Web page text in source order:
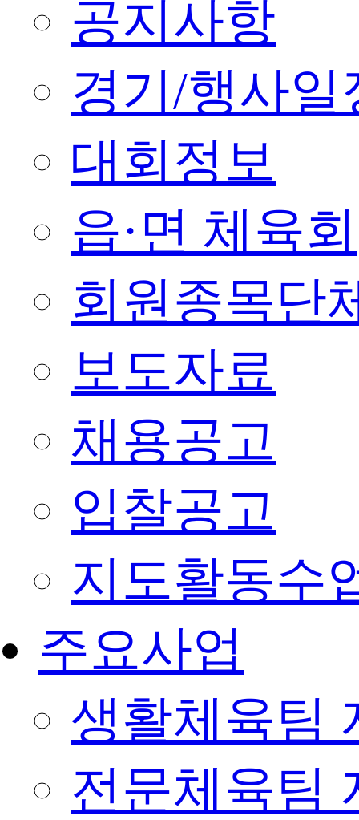
공지사항
경기/행사일
대회정보
읍·면 체육회
회원종목단
보도자료
채용공고
입찰공고
지도활동수
주요사업
생활체육팀
전문체육팀